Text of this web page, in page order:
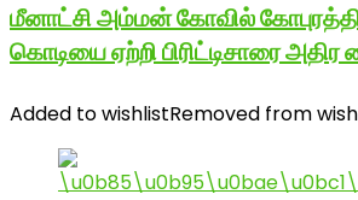
மீனாட்சி அம்மன் கோவில்
கொடியை ஏற்றி பிரிட்டிசாரை
Added to wishlistRemoved from